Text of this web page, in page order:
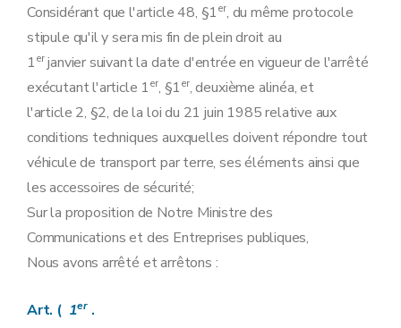
Considérant que l'article 48, §1er, du même protocole
stipule qu'il y sera mis fin de plein droit au
1erjanvier suivant la date d'entrée en vigueur de l'arrêté
exécutant l'article 1er, §1er, deuxième alinéa, et
l'article 2, §2, de la loi du 21 juin 1985 relative aux
conditions techniques auxquelles doivent répondre tout
véhicule de transport par terre, ses éléments ainsi que
les accessoires de sécurité;
Sur la proposition de Notre Ministre des
Communications et des Entreprises publiques,
Nous avons arrêté et arrêtons :
Art. ( 1er .